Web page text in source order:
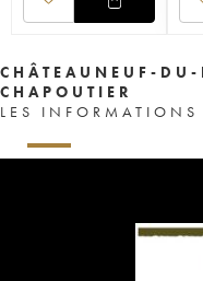
CHÂTEAUNEUF-
CHAPOUTIER
LES INFORMATIONS